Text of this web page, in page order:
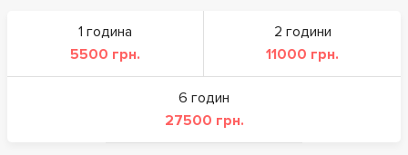
1 година
5500 грн.
2 години
11000 грн.
6 годин
27500 грн.